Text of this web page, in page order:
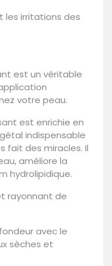
les irritations des
est un véritable
votre peau.
est enrichie en
indispensable
fait des miracles. Il
améliore la
hydrolipidique.
rayonnant de
avec le
sèches et